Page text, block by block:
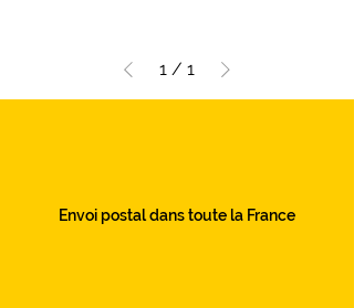
1 / 1
Envoi postal dans toute la France